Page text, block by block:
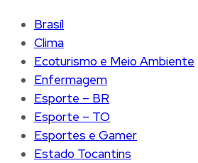
Brasíl
Clima
Ecoturismo e Meio Ambiente
Enfermagem
Esporte – BR
Esporte – TO
Esportes e Gamer
Estado Tocantins